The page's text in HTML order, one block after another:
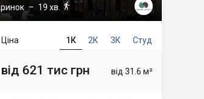
ринок – 19 хв. 
1К 2К 3К Студ
Ціна
від 31.6 м²
від 621 тис грн